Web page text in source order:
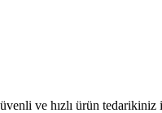
ve hızlı ürün tedarikiniz